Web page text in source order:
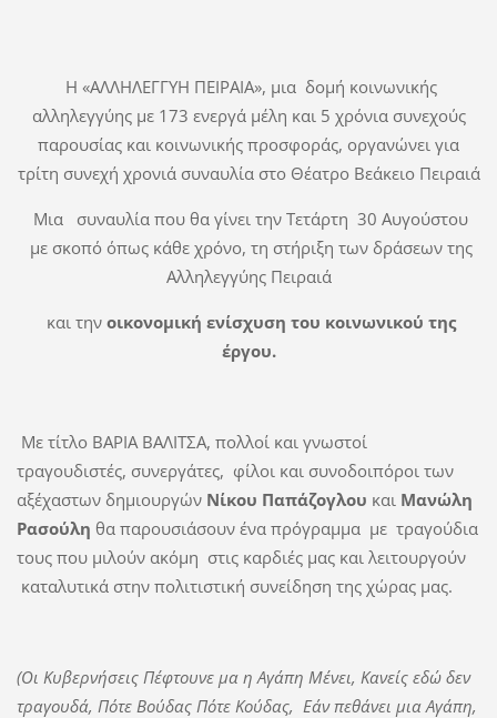
Η «ΑΛΛΗΛΕΓΓΥΗ ΠΕΙΡΑΙΑ», μια δομή κοινωνικής
αλληλεγγύης με 173 ενεργά μέλη και 5 χρόνια συνεχούς
παρουσίας και κοινωνικής προσφοράς, οργανώνει για
τρίτη συνεχή χρονιά συναυλία στο Θέατρο Βεάκειο Πειραιά
Mια συναυλία που θα γίνει την Τετάρτη 30 Αυγούστου
με σκοπό όπως κάθε χρόνο, τη στήριξη των δράσεων της
Αλληλεγγύης Πειραιά
και την οικονομική ενίσχυση του κοινωνικού της
έργου.
Με τίτλο ΒΑΡΙΑ ΒΑΛΙΤΣΑ, πολλοί και γνωστοί
τραγουδιστές, συνεργάτες, φίλοι και συνοδοιπόροι των
αξέχαστων δημιουργών Νίκου Παπάζογλου και Μανώλη
Ρασούλη θα παρουσιάσουν ένα πρόγραμμα με τραγούδια
τους που μιλούν ακόμη στις καρδιές μας και λειτουργούν
καταλυτικά στην πολιτιστική συνείδηση της χώρας μας.
(Οι Κυβερνήσεις Πέφτουνε μα η Αγάπη Μένει, Κανείς εδώ δεν
τραγουδά, Πότε Βούδας Πότε Κούδας, Εάν πεθάνει μια Αγάπη,